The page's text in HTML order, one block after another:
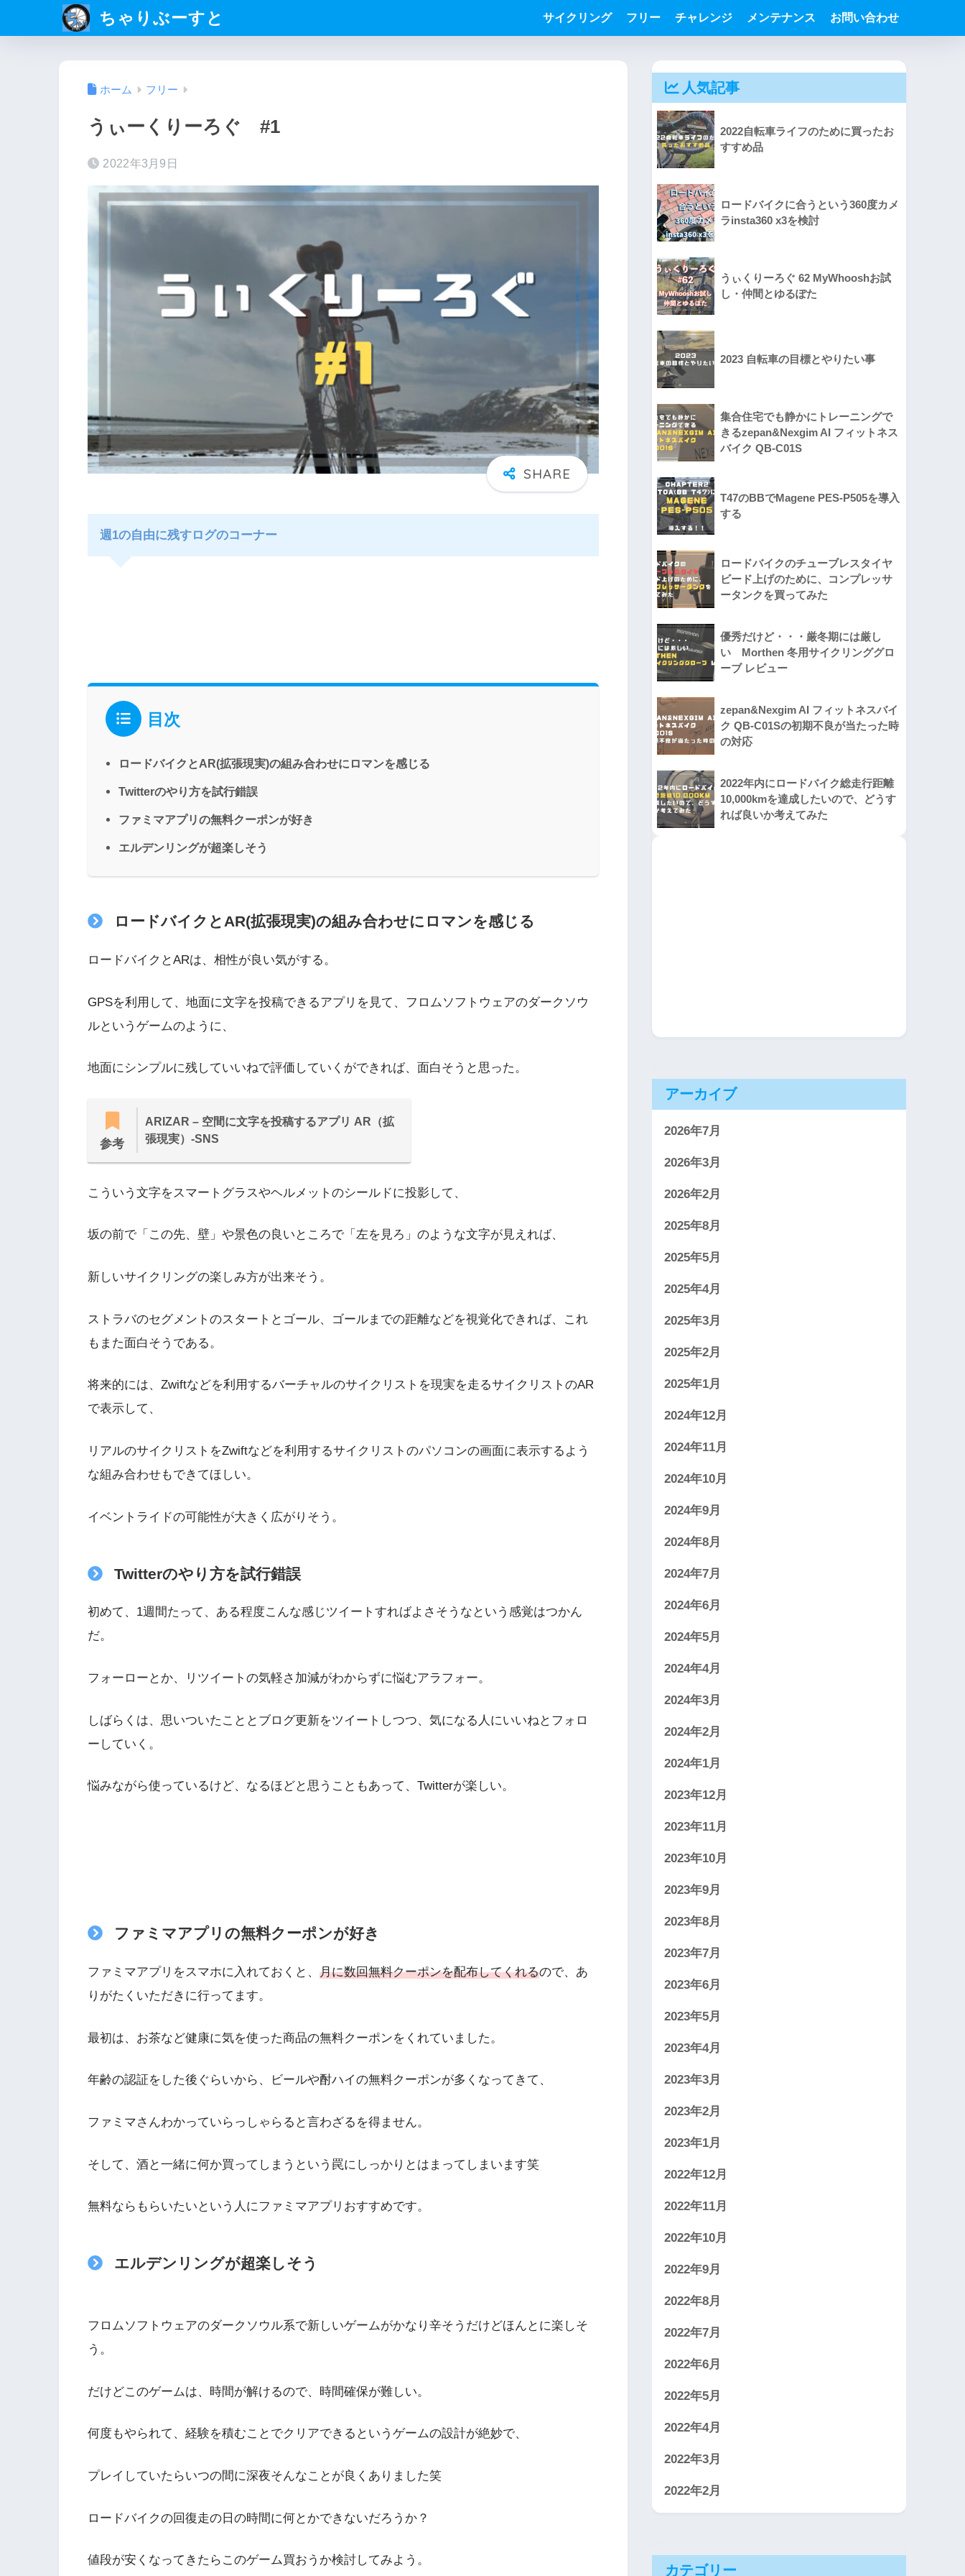
ちゃりぶーすと サイクリング フリー チャレンジ メンテナンス お問い合わせ
ホーム フリー
うぃーくりーろぐ #1
2022年3月9日
週1の自由に残すログのコーナー
目次
ロードバイクとAR(拡張現実)の組み合わせにロマンを感じる
Twitterのやり方を試行錯誤
ファミマアプリの無料クーポンが好き
エルデンリングが超楽しそう
ロードバイクとAR(拡張現実)の組み合わせにロマンを感じる
ロードバイクとARは、相性が良い気がする。
GPSを利用して、地面に文字を投稿できるアプリを見て、フロムソフトウェアのダークソウ
ルというゲームのように、
地面にシンプルに残していいねで評価していくができれば、面白そうと思った。
参考
ARIZAR – 空間に文字を投稿するアプリ AR（拡
張現実）-SNS
こういう文字をスマートグラスやヘルメットのシールドに投影して、
坂の前で「この先、壁」や景色の良いところで「左を見ろ」のような文字が見えれば、
新しいサイクリングの楽しみ方が出来そう。
ストラバのセグメントのスタートとゴール、ゴールまでの距離などを視覚化できれば、これ
もまた面白そうである。
将来的には、Zwiftなどを利用するバーチャルのサイクリストを現実を走るサイクリストのAR
で表示して、
リアルのサイクリストをZwiftなどを利用するサイクリストのパソコンの画面に表示するよう
な組み合わせもできてほしい。
イベントライドの可能性が大きく広がりそう。
Twitterのやり方を試行錯誤
初めて、1週間たって、ある程度こんな感じツイートすればよさそうなという感覚はつかん
だ。
フォーローとか、リツイートの気軽さ加減がわからずに悩むアラフォー。
しばらくは、思いついたこととブログ更新をツイートしつつ、気になる人にいいねとフォロ
ーしていく。
悩みながら使っているけど、なるほどと思うこともあって、Twitterが楽しい。
ファミマアプリの無料クーポンが好き
ファミマアプリをスマホに入れておくと、 月に数回無料クーポンを配布してくれるので、あ
りがたくいただきに行ってます。
最初は、お茶など健康に気を使った商品の無料クーポンをくれていました。
年齢の認証をした後ぐらいから、ビールや酎ハイの無料クーポンが多くなってきて、
ファミマさんわかっていらっしゃらると言わざるを得ません。
そして、酒と一緒に何か買ってしまうという罠にしっかりとはまってしまいます笑
無料ならもらいたいという人にファミマアプリおすすめです。
エルデンリングが超楽しそう
フロムソフトウェアのダークソウル系で新しいゲームがかなり辛そうだけどほんとに楽しそ
う。
だけどこのゲームは、時間が解けるので、時間確保が難しい。
何度もやられて、経験を積むことでクリアできるというゲームの設計が絶妙で、
プレイしていたらいつの間に深夜そんなことが良くありました笑
ロードバイクの回復走の日の時間に何とかできないだろうか？
値段が安くなってきたらこのゲーム買おうか検討してみよう。
人気記事
2022自転車ライフのために買ったお
すすめ品
ロードバイクに合うという360度カメ
ラinsta360 x3を検討
うぃくりーろぐ 62 MyWhooshお試
し・仲間とゆるぽた
2023 自転車の目標とやりたい事
集合住宅でも静かにトレーニングで
きるzepan&Nexgim AI フィットネス
バイク QB-C01S
T47のBBでMagene PES-P505を導入
する
ロードバイクのチューブレスタイヤ
ビード上げのために、コンプレッサ
ータンクを買ってみた
優秀だけど・・・厳冬期には厳し
い Morthen 冬用サイクリンググロ
ーブ レビュー
zepan&Nexgim AI フィットネスバイ
ク QB-C01Sの初期不良が当たった時
の対応
2022年内にロードバイク総走行距離
10,000kmを達成したいので、どうす
れば良いか考えてみた
アーカイブ
2026年7月
2026年3月
2026年2月
2025年8月
2025年5月
2025年4月
2025年3月
2025年2月
2025年1月
2024年12月
2024年11月
2024年10月
2024年9月
2024年8月
2024年7月
2024年6月
2024年5月
2024年4月
2024年3月
2024年2月
2024年1月
2023年12月
2023年11月
2023年10月
2023年9月
2023年8月
2023年7月
2023年6月
2023年5月
2023年4月
2023年3月
2023年2月
2023年1月
2022年12月
2022年11月
2022年10月
2022年9月
2022年8月
2022年7月
2022年6月
2022年5月
2022年4月
2022年3月
2022年2月
カテゴリー